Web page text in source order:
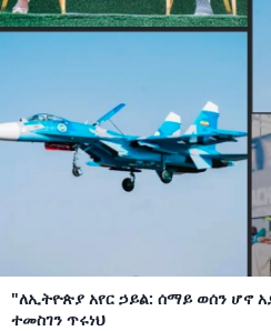
"ለኢትዮጵያ አየር ኃይል: ሰማይ ወሰን ሆኖ
ተመስገን ጥሩነህ